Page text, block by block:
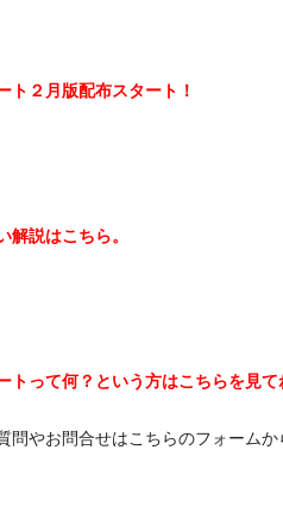
ト２月版配布スタート！
解説はこちら。
トって何？という方はこちらを見て
問やお問合せはこちらのフォーム